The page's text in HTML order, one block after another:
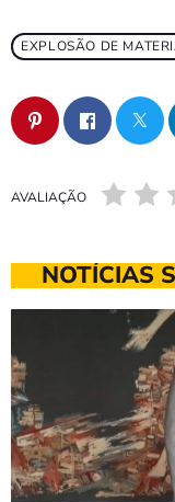
EXPLOSÃO DE
AVALIAÇÃO
NOTÍCIAS